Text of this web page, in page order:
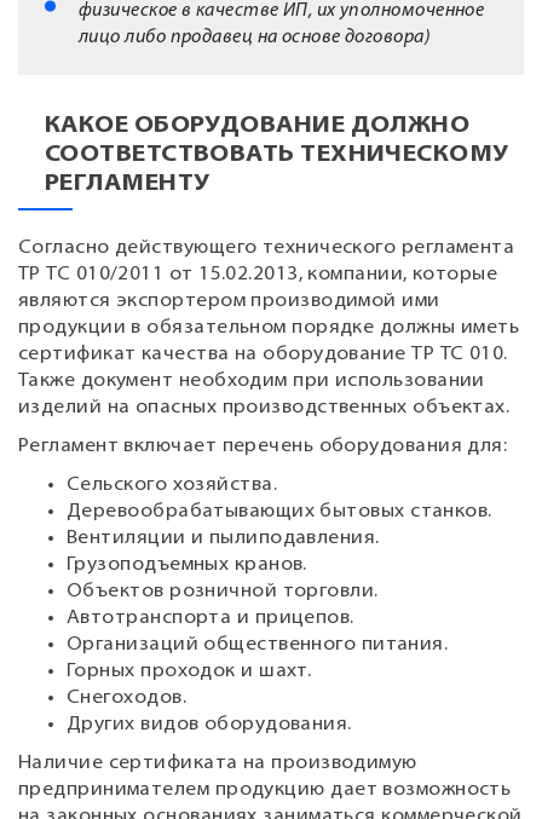
физическое в качестве ИП, их уполномоченное
лицо либо продавец на основе договора)
КАКОЕ ОБОРУДОВАНИЕ ДОЛЖНО
СООТВЕТСТВОВАТЬ ТЕХНИЧЕСКОМУ
РЕГЛАМЕНТУ
Согласно действующего технического регламента
ТР ТС 010/2011 от 15.02.2013, компании, которые
являются экспортером производимой ими
продукции в обязательном порядке должны иметь
сертификат качества на оборудование ТР ТС 010.
Также документ необходим при использовании
изделий на опасных производственных объектах.
Регламент включает перечень оборудования для:
Сельского хозяйства.
Деревообрабатывающих бытовых станков.
Вентиляции и пылиподавления.
Грузоподъемных кранов.
Объектов розничной торговли.
Автотранспорта и прицепов.
Организаций общественного питания.
Горных проходок и шахт.
Снегоходов.
Других видов оборудования.
Наличие сертификата на производимую
предпринимателем продукцию дает возможность